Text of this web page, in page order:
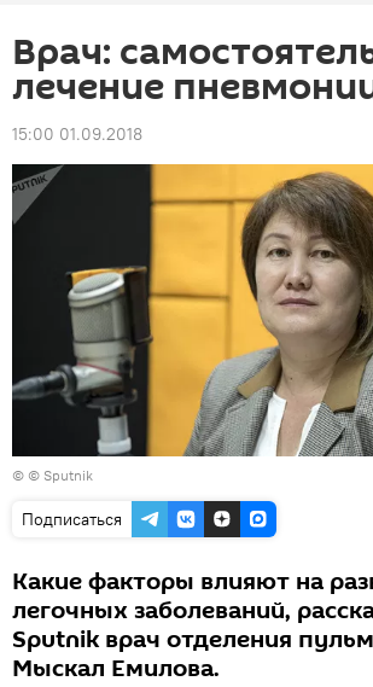
Врач:
лечение
15:00 01.09.2018
© © Sputnik
Подписаться
Какие факторы влияют на
легочных заболеваний,
Sputnik врач отделения
Мыскал Емилова.